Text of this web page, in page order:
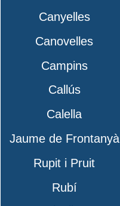
Canyelles
Canovelles
Campins
Callús
Calella
Jaume de Frontanyà
Rupit i Pruit
Rubí